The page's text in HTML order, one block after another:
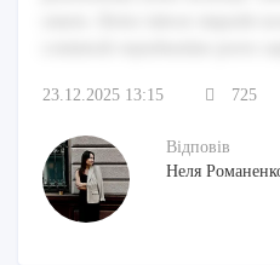
23.12.2025 13:15 725
Відповів
Неля